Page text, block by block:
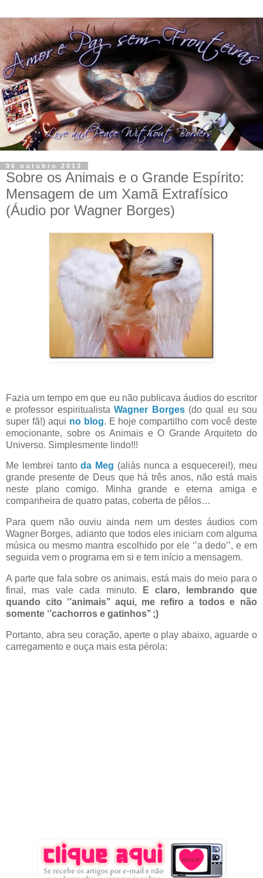
06 outubro 2013
Sobre os Animais e o Grande Espírito:
Mensagem de um Xamã Extrafísico
(Áudio por Wagner Borges)
Fazia um tempo em que eu não publicava áudios do escritor
e professor espiritualistaWagner Borges(do qual eu sou
super fã!) aqui no blog. E hoje compartilho com você deste
emocionante, sobre os Animais e O Grande Arquiteto do
Universo. Simplesmente lindo!!!
Me lembrei tanto da Meg (aliás nunca a esquecerei!), meu
grande presente de Deus que há três anos, não está mais
neste plano comigo. Minha grande e eterna amiga e
companheira de quatro patas, coberta de pêlos…
Para quem não ouviu ainda nem um destes áudios com
Wagner Borges, adianto que todos eles iniciam com alguma
música ou mesmo mantra escolhido por ele ‘’a dedo’’, e em
seguida vem o programa em si e tem início a mensagem.
A parte que fala sobre os animais, está mais do meio para o
final, mas vale cada minuto.
E claro, lembrando que
quando cito ‘’animais’’ aqui, me refiro a todos e não
somente ‘’cachorros e gatinhos’’ ;)
Portanto, abra seu coração, aperte o play abaixo, aguarde o
carregamento e ouça mais esta pérola: